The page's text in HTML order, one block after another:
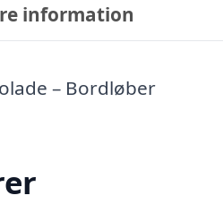
information
– Bordløber